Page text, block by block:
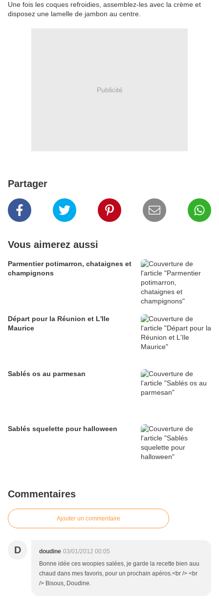
Une fois les coques refroidies, assemblez-les avec la crème et
disposez une lamelle de jambon au centre.
Publicité
Partager
Vous aimerez aussi
Parmentier potimarron, chataignes et
champignons
Départ pour la Réunion et L'Ile
Maurice
Sablés os au parmesan
Sablés squelette pour halloween
Commentaires
Ajouter un commentaire
D doudine 03/01/2012 00:05
Bonne idée ces woopies salées, je garde la recette bien auu
chaud dans mes favoris, pour un prochain apéros.<br /> <br
/> Bisous, Doudine.